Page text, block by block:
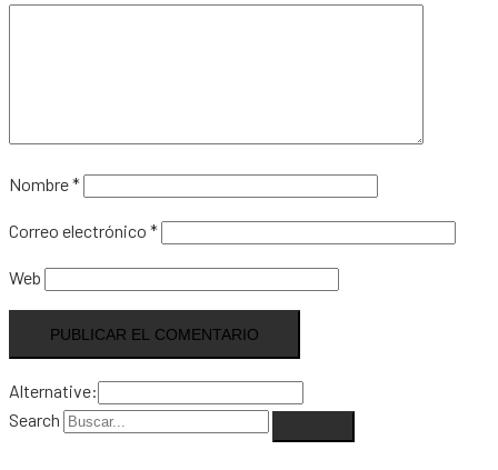
Nombre*
Correo electrónico *
Web
Alternative:
Search